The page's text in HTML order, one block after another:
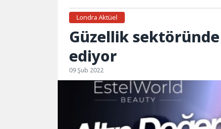
Londra Aktüel
Güzellik
ediyor
09 Şub 2022